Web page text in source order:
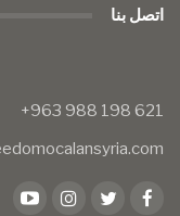
اتصل بنا